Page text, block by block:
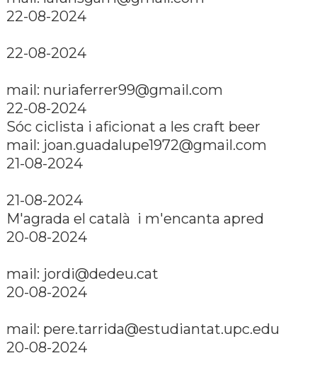
22-08-2024
22-08-2024
mail: nuriaferrer99@gmail.com
22-08-2024
Sóc ciclista i aficionat a les craft beer
mail: joan.guadalupe1972@gmail.com
21-08-2024
21-08-2024
M'agrada el català i m'encanta apred
20-08-2024
mail: jordi@dedeu.cat
20-08-2024
mail: pere.tarrida@estudiantat.upc.edu
20-08-2024